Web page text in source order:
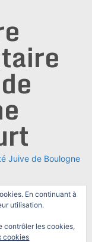
Juive de Boulogne
En continuant à
utilisation.
contrôler les cookies,
cookies